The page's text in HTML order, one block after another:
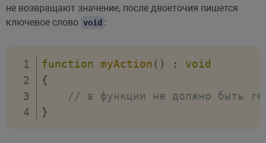
не возвращают значение, после двоеточия пишется
ключевое слово void :
function myAction ( ) :
void
{
// в функции не должно быть
}